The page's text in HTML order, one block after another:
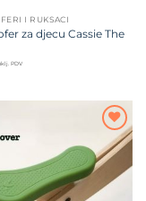
I RUKSACI
za djecu Cassie The
PDV
Dodajte
na listu
želja